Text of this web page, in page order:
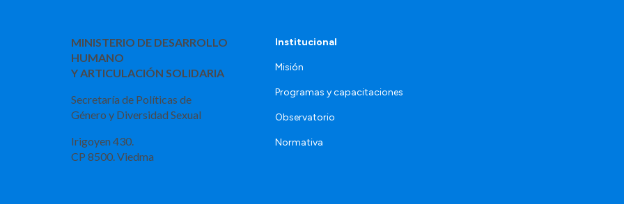
MINISTERIO DE DESARROLLO
HUMANO
Y ARTICULACIÓN SOLIDARIA
Secretaría de Políticas de
Género y Diversidad Sexual
Irigoyen 430.
CP 8500. Viedma
Institucional
Misión
Programas y capacitaciones
Observatorio
Normativa